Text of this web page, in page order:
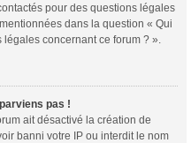
pour des questions légales
dans la question « Qui
concernant ce forum ? ».
pas !
ait désactivé la création de
banni votre IP ou interdit le nom